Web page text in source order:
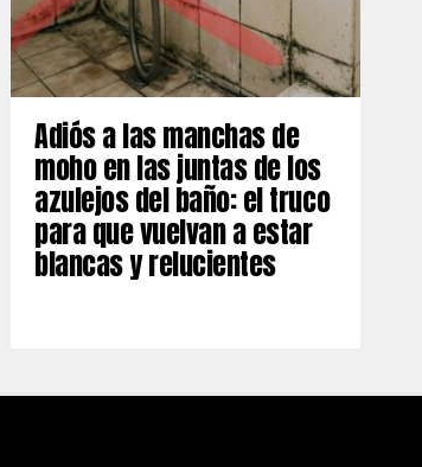
Adiós a las manchas de
moho en las juntas de los
azulejos del baño: el truco
para que vuelvan a estar
blancas y relucientes